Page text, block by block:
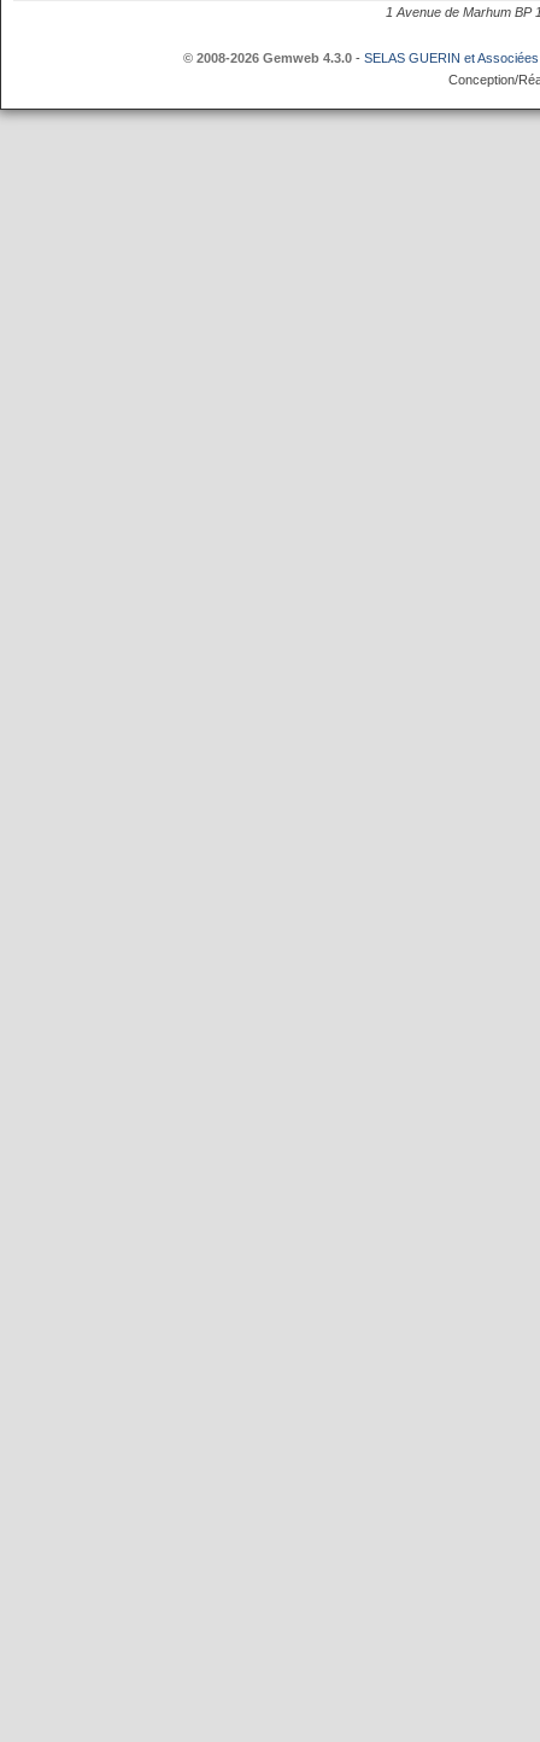
1 Avenue de Marhum BP
© 2008-2026 Gemweb 4.3.0 - SELAS GUERIN et Associées
Conception/